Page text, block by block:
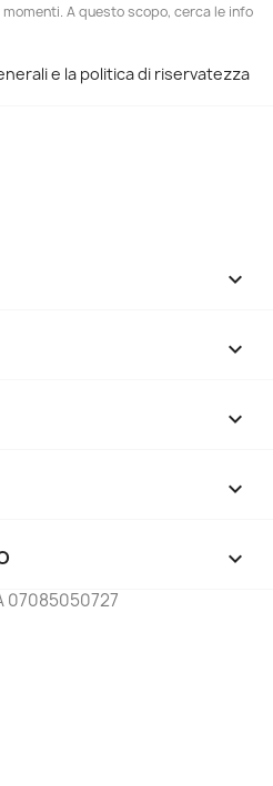
A questo scopo, cerca le info
e la politica di riservatezza




keyboard_arrow_down
07085050727